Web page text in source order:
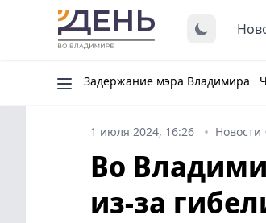
Задержание мэра Владимира
1 июля 2024, 16:26 Новости
Во
из-за